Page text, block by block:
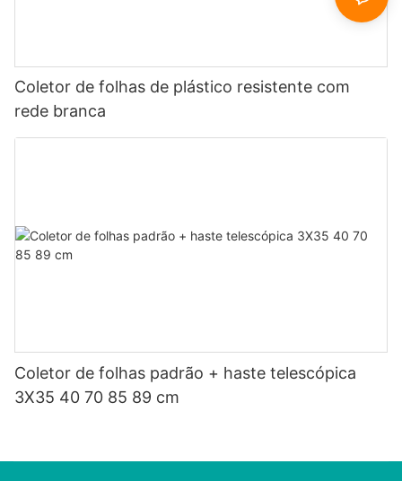
Coletor de folhas de plástico resistente com
rede branca
Coletor de folhas padrão + haste telescópica
3X35 40 70 85 89 cm